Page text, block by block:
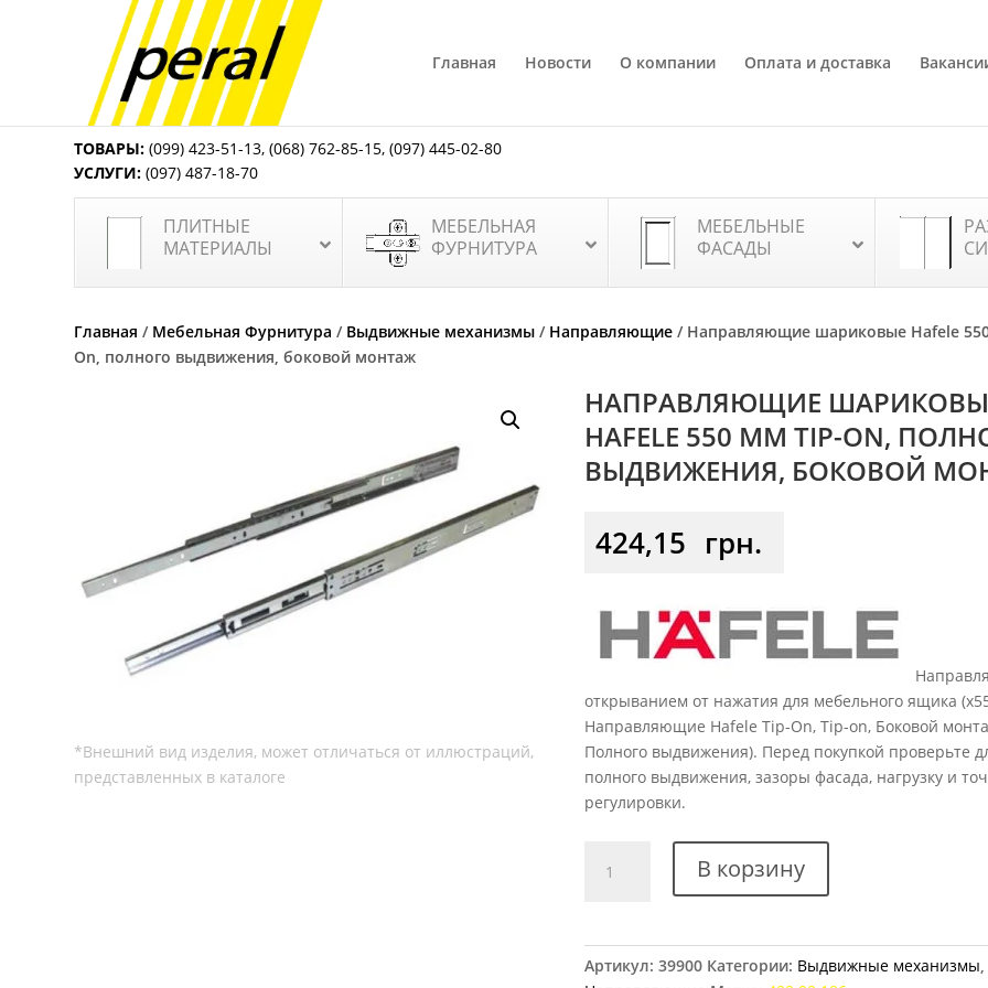
Главная Новости О компании Оплата и доставка
ТОВАРЫ: (099) 423-51-13,(068) 762-85-15,(097) 445-02-80
УСЛУГИ: (097) 487-18-70
ПЛИТНЫЕ
МАТЕРИАЛЫ
МЕБЕЛЬНАЯ
ФУРНИТУРА
МЕБЕЛЬНЫЕ
ФАСАДЫ
Главная / Мебельная Фурнитура / Выдвижные механизмы / Направляющие / Направляющие шариковые Hafele
On, полного выдвижения, боковой монтаж
НАПРАВЛЯЮЩИЕ
HAFELE 550 ММ TIP-ON,
ВЫДВИЖЕНИЯ, БОКОВОЙ
424,15 грн.
открыванием от нажатия для мебельного ящика
Направляющие Hafele Tip-On, Tip-on, Боковой
Полного выдвижения). Перед покупкой проверьте
полного выдвижения, зазоры фасада, нагрузку и
регулировки.
товара
Направляющие
550
В корзину
Артикул:39900 Категории: Выдвижные механизмы,